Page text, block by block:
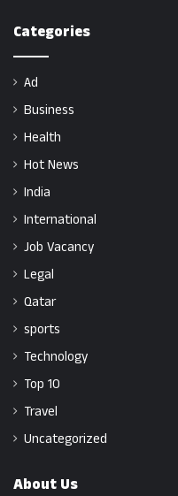
Categories
Ad
Business
Health
Hot News
India
International
Job Vacancy
Legal
Qatar
sports
Technology
Top 10
Travel
Uncategorized
About Us